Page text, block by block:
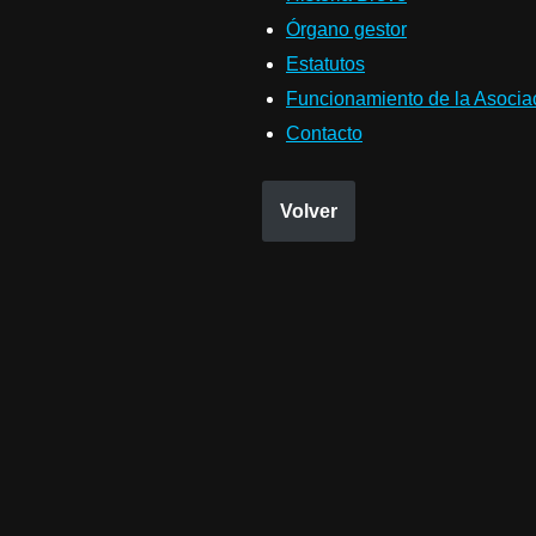
Órgano gestor
Estatutos
Funcionamiento de la
Contacto
Volver